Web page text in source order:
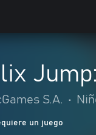
S.A. •
un juego